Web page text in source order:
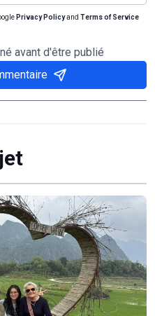
Privacy Policyand Terms of Service
avant d'être publié